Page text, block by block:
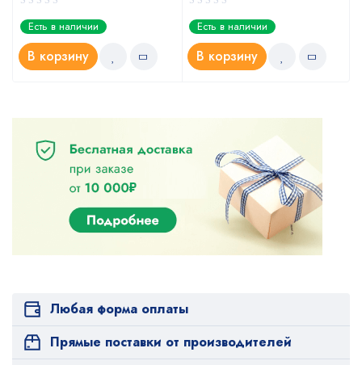
Есть в наличии
В корзину
Есть в наличии
В корзину
Любая форма оплаты
Прямые поставки от производителей